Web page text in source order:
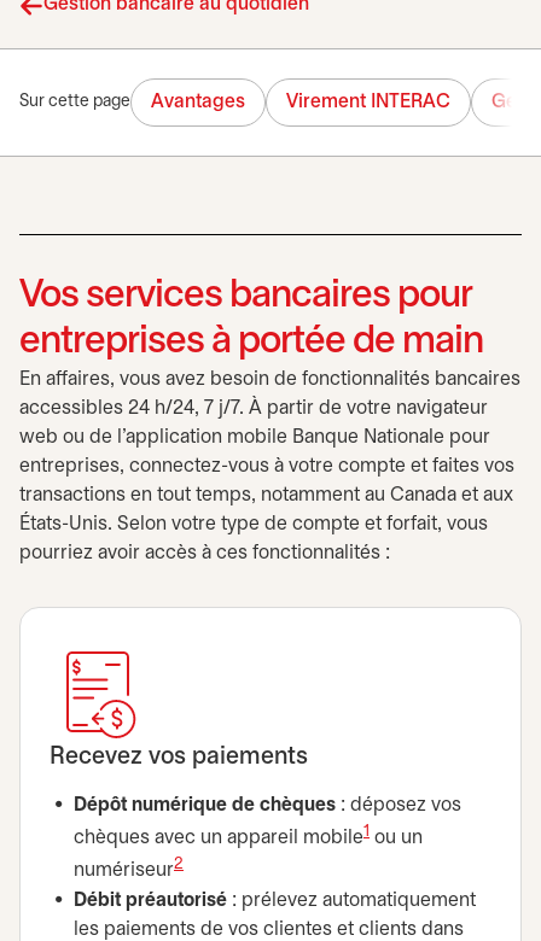
Gestion bancaire au quotidien
Sur cette page Avantages Virement INTERAC
Vos services bancaires pour
entreprises à portée de main
En affaires, vous avez besoin de fonctionnalités bancaires
accessibles 24 h/24, 7 j/7. À partir de votre navigateur
web ou de l’application mobile Banque Nationale pour
entreprises, connectez-vous à votre compte et faites vos
transactions en tout temps, notamment au Canada et aux
États-Unis. Selon votre type de compte et forfait, vous
pourriez avoir accès à ces fonctionnalités :
Recevez vos paiements
Dépôt numérique de chèques : déposez vos
chèques avec un appareil mobile1 ou un
numériseur2
Débit préautorisé : prélevez automatiquement
les paiements de vos clientes et clients dans